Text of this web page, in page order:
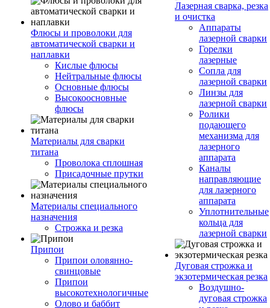
Флюсы и проволоки для
автоматической сварки и
наплавки
Кислые флюсы
Нейтральные флюсы
Основные флюсы
Высокоосновные
флюсы
Материалы для сварки
титана
Проволока сплошная
Присадочные прутки
Материалы специального
назначения
Строжка и резка
Припои
Припои оловянно-
свинцовые
Припои
высокотехнологичные
Олово и баббит
Лазерная сварка, резка
и очистка
Аппараты
лазерной сварки
Горелки
лазерные
Сопла для
лазерной сварки
Линзы для
лазерной сварки
Ролики
подающего
механизма для
лазерного
аппарата
Каналы
направляющие
для лазерного
аппарата
Уплотнительные
кольца для
лазерной сварки
Дуговая строжка и
экзотермическая резка
Воздушно-
дуговая строжка